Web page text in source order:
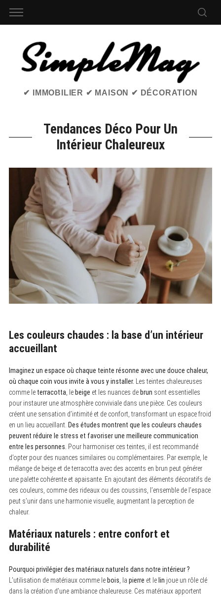
✔ IMMOBILIER ✔ MAISON ✔ DÉCORATION
Tendances Déco Pour Un
Intérieur Chaleureux
Les couleurs chaudes : la base d’un intérieur
accueillant
Imaginez un espace où chaque teinte résonne avec une douce chaleur,
où chaque coin vous invite à vous y installer.
Les teintes chaleureuses
comme le terracotta , le beige et les nuances de brun sont essentielles
pour instaurer une atmosphère conviviale dans une pièce. Ces couleurs
créent une sensation d’intimité et de confort, transformant un espace froid
en un lieu accueillant. Des études montrent que les couleurs chaudes
peuvent réduire le stress et favoriser une meilleure communication
entre les personnes. Pour harmoniser ces teintes, il est recommandé
d’opter pour des nuances similaires ou complémentaires. Par exemple, le
mélange de beige et de terracotta avec des accents en brun peut générer
une palette cohérente et apaisante. En ajoutant des éléments décoratifs de
ces couleurs, comme des rideaux ou des coussins, l’ensemble de l’espace
peut s’unir dans une harmonie visuelle, augmentant la perception de
chaleur.
Matériaux naturels : entre confort et
durabilité
Pourquoi privilégier des matériaux naturels dans notre intérieur ?
L’utilisation de matériaux comme le bois , la pierre et le lin joue un rôle clé
dans la création d’une ambiance chaleureuse. Ces matériaux apportent